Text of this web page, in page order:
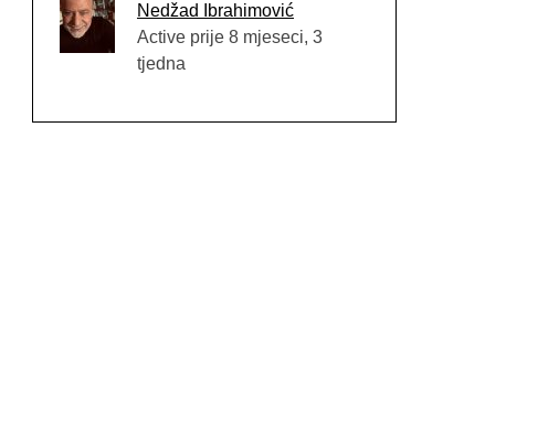
Nedžad Ibrahimović
Active prije 8 mjeseci, 3
tjedna